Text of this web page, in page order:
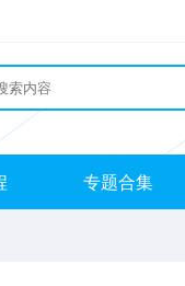
专题合集